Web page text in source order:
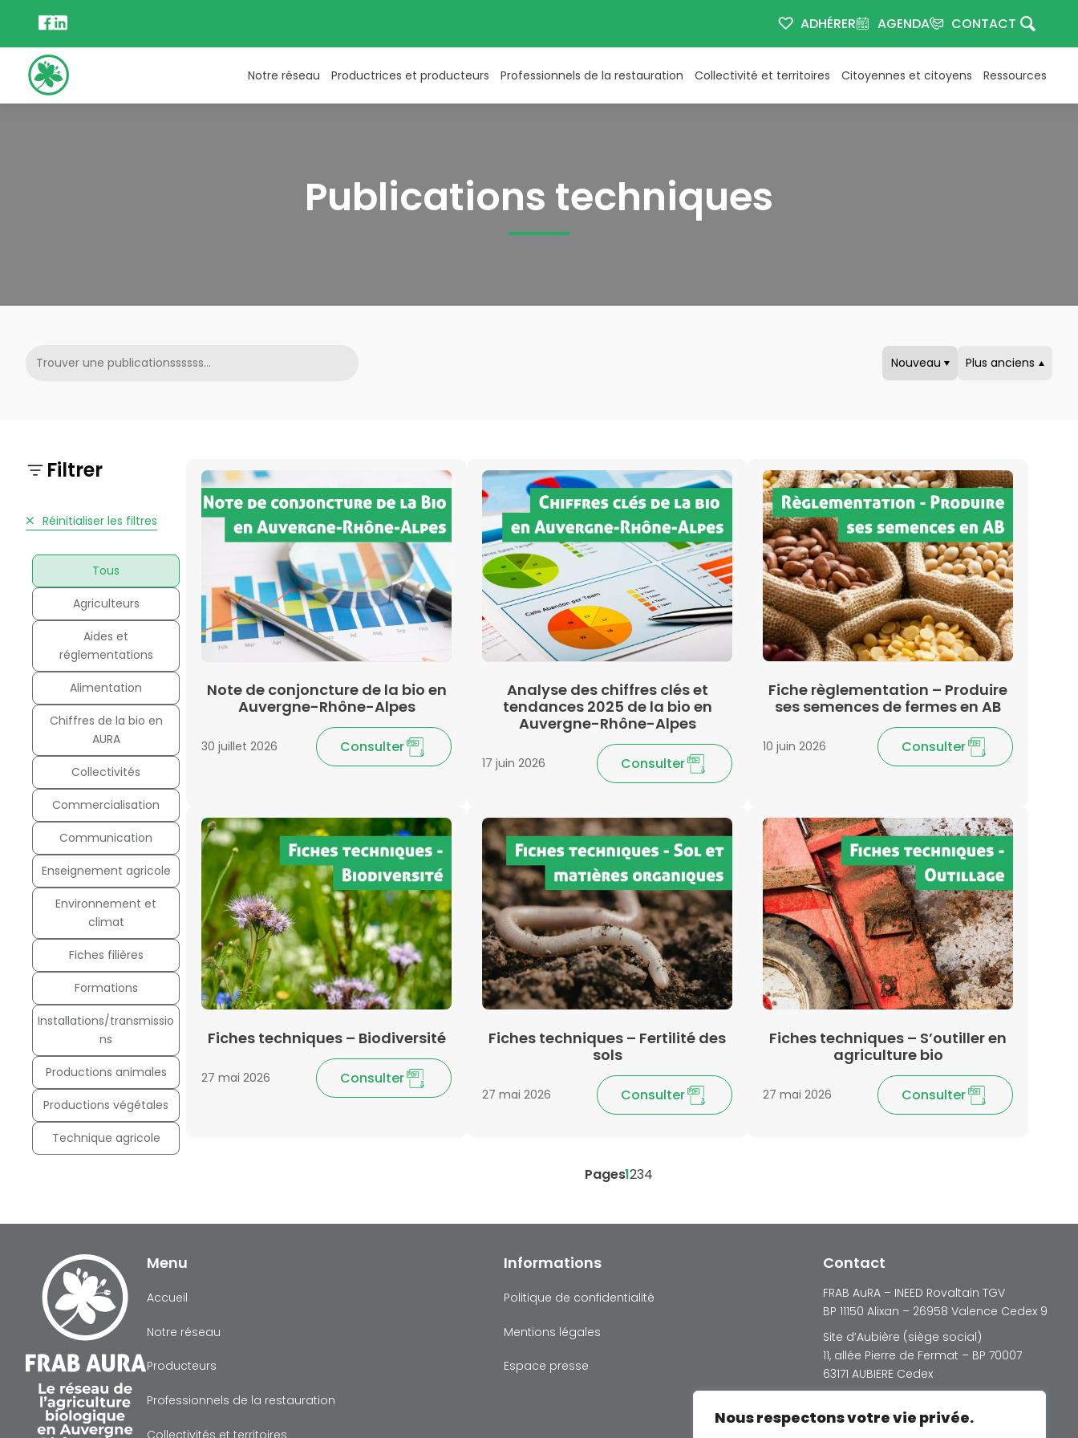
Nous respectons votre vie privée.
ADHÉRER AGENDA CONTACT
Notre réseau Productrices et producteurs Professionnels de la restauration Collectivité et territoires Citoyennes et citoyens Ressources
Publications techniques
Nouveau Plus anciens
Filtrer
Réinitialiser les filtres
Tous
Agriculteurs
Aides et
réglementations
Alimentation
Chiffres de la bio en
AURA
Collectivités
Commercialisation
Communication
Enseignement agricole
Environnement et
climat
Fiches filières
Formations
Installations/transmissio
ns
Productions animales
Productions végétales
Technique agricole
Note de conjoncture de la bio en
Auvergne-Rhône-Alpes
30 juillet 2026 Consulter
Analyse des chiffres clés et
tendances 2025 de la bio en
Auvergne-Rhône-Alpes
17 juin 2026 Consulter
Fiche règlementation – Produire
ses semences de fermes en AB
10 juin 2026 Consulter
Fiches techniques – Biodiversité
27 mai 2026 Consulter
Fiches techniques – Fertilité des
sols
27 mai 2026 Consulter
Fiches techniques – S’outiller en
agriculture bio
27 mai 2026 Consulter
Pages1234
Menu
Accueil
Notre réseau
Producteurs
Professionnels de la restauration
Collectivités et territoires
Informations
Politique de confidentialité
Mentions légales
Espace presse
Contact
FRAB AuRA – INEED Rovaltain TGV
BP 11150 Alixan – 26958 Valence Cedex 9
Site d’Aubière (siège social)
11, allée Pierre de Fermat – BP 70007
63171 AUBIERE Cedex